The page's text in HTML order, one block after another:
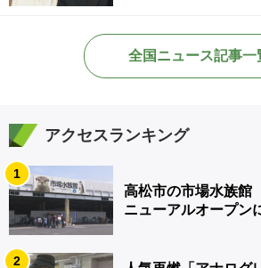
全国ニュース記事一
アクセスランキング
1
高松市の市場水族
ニューアルオープン
2